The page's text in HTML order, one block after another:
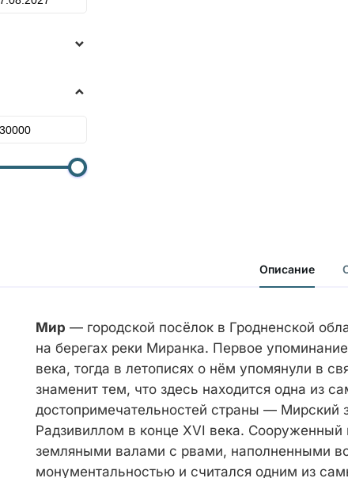
Описание
Мир — городской посёлок в Гродненской
на берегах реки Миранка. Первое
века, тогда в летописях о нём упомянули в
знаменит тем, что здесь находится одна из
достопримечательностей страны — Мирский
Радзивиллом в конце XVI века.
земляными валами с рвами, наполненными
монументальностью и считался одним из